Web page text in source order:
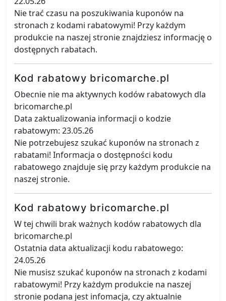
Nie trać czasu na poszukiwania kuponów na
stronach z kodami rabatowymi! Przy każdym
produkcie na naszej stronie znajdziesz informację o
dostępnych rabatach.
Kod rabatowy bricomarche.pl
Obecnie nie ma aktywnych kodów rabatowych dla
bricomarche.pl
Data zaktualizowania informacji o kodzie
rabatowym: 23.05.26
Nie potrzebujesz szukać kuponów na stronach z
rabatami! Informacja o dostępności kodu
rabatowego znajduje się przy każdym produkcie na
naszej stronie.
Kod rabatowy bricomarche.pl
W tej chwili brak ważnych kodów rabatowych dla
bricomarche.pl
Ostatnia data aktualizacji kodu rabatowego:
24.05.26
Nie musisz szukać kuponów na stronach z kodami
rabatowymi! Przy każdym produkcie na naszej
stronie podana jest infomacja, czy aktualnie